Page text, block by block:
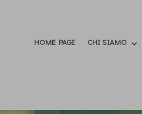
HOME PAGE CHI SIAMO